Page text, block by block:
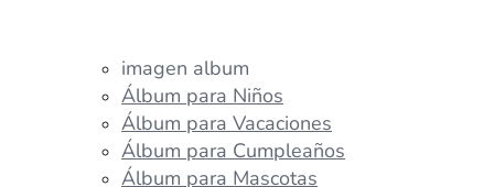
imagen album
Álbum para Niños
Álbum para Vacaciones
Álbum para Cumpleaños
Álbum para Mascotas